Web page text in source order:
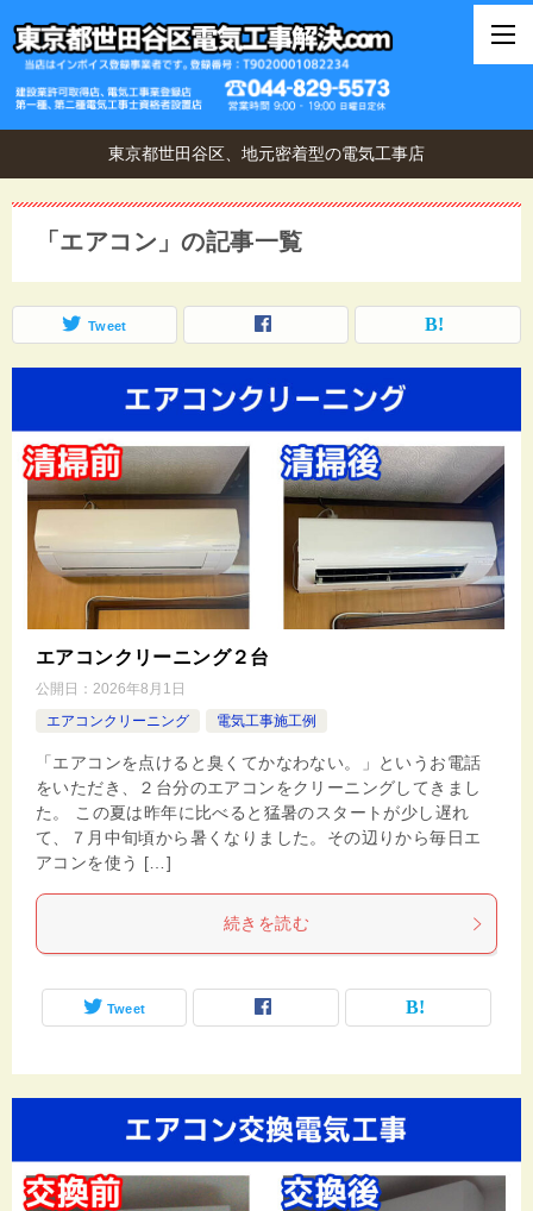
東京都世田谷区、地元密着型の電気工事店
「エアコン」の記事一覧
Tweet
エアコンクリーニング２台
公開日： 2026年8月1日
エアコンクリーニング
電気工事施工例
「エアコンを点けると臭くてかなわない。」というお電話
をいただき、２台分のエアコンをクリーニングしてきまし
た。 この夏は昨年に比べると猛暑のスタートが少し遅れ
て、７月中旬頃から暑くなりました。その辺りから毎日エ
アコンを使う […]
続きを読む
Tweet